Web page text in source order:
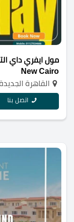
New Cairo
القاهرة
اتصل بنا